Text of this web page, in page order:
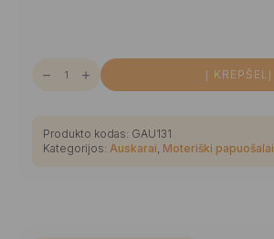
kiekis:
Jaunatviški
auskarai
vinukai
Į KREPŠELĮ
Produkto kodas: GAU131
Kategorijos: Auskarai, Moteriški papuošalai